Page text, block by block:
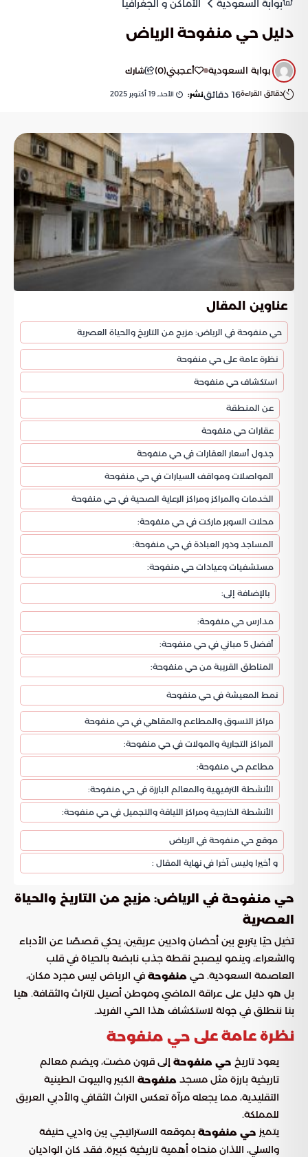
بوابة السعودية الأماكن و الجغرافيا
دليل حي منفوحة الرياض
بوابة السعودية أعجبني(
0
) شارك
دقائق القراءة16 دقائقنشر: الأحد, 19 أكتوبر 2025
عناوين المقال
حي منفوحة في الرياض: مزيج من التاريخ والحياة العصرية
نظرة عامة على حي منفوحة
استكشاف حي منفوحة
عن المنطقة
عقارات حي منفوحة
جدول أسعار العقارات في حي منفوحة
المواصلات ومواقف السيارات في حي منفوحة
الخدمات والمراكز ومراكز الرعاية الصحية في حي منفوحة
محلات السوبر ماركت في حي منفوحة:
المساجد ودور العبادة في حي منفوحة:
مستشفيات وعيادات حي منفوحة:
بالإضافة إلى:
مدارس حي منفوحة:
أفضل 5 مباني في حي منفوحة:
المناطق القريبة من حي منفوحة:
نمط المعيشة في حي منفوحة
مراكز التسوق والمطاعم والمقاهي في حي منفوحة
المراكز التجارية والمولات في حي منفوحة:
مطاعم حي منفوحة:
الأنشطة الترفيهية والمعالم البارزة في حي منفوحة:
الأنشطة الخارجية ومراكز اللياقة والتجميل في حي منفوحة:
موقع حي منفوحة في الرياض
و أخيرا وليس آخرا في نهاية المقال :
حي منفوحة في الرياض: مزيج من التاريخ والحياة
العصرية
تخيل حيًا يتربع بين أحضان واديين عريقين، يحكي قصصًا عن الأدباء
والشعراء، وينمو ليصبح نقطة جذب نابضة بالحياة في قلب
العاصمة السعودية. حي منفوحة في الرياض ليس مجرد مكان،
بل هو دليل على عراقة الماضي وموطن أصيل للتراث والثقافة. هيا
بنا ننطلق في جولة لاستكشاف هذا الحي الفريد.
نظرة عامة على حي منفوحة
يعود تاريخ حي منفوحة إلى قرون مضت، ويضم معالم
تاريخية بارزة مثل مسجد منفوحة الكبير والبيوت الطينية
التقليدية، مما يجعله مرآة تعكس التراث الثقافي والأدبي العريق
للمملكة.
يتميز حي منفوحة بموقعه الاستراتيجي بين واديي حنيفة
والسلي، اللذان منحاه أهمية تاريخية كبيرة. فقد كان الواديان